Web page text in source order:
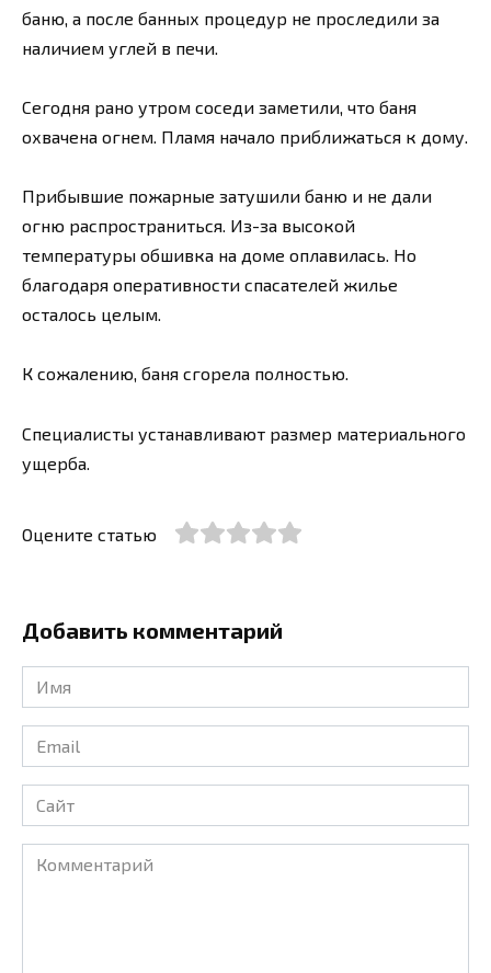
баню, а после банных процедур не проследили за
наличием углей в печи.
Сегодня рано утром соседи заметили, что баня
охвачена огнем. Пламя начало приближаться к дому.
Прибывшие пожарные затушили баню и не дали
огню распространиться. Из-за высокой
температуры обшивка на доме оплавилась. Но
благодаря оперативности спасателей жилье
осталось целым.
К сожалению, баня сгорела полностью.
Специалисты устанавливают размер материального
ущерба.
Оцените статью
Добавить комментарий
Имя
*
Email
*
Сайт
Комментарий